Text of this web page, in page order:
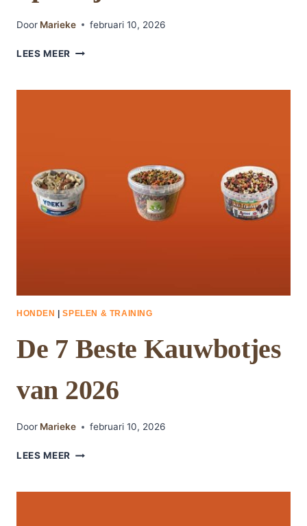
Door Marieke februari 10, 2026
LEES MEER DE
HONDEN
HONDEN |SPELEN & TRAINING
De 7 Beste Kauwbotjes
van 2026
Door Marieke februari 10, 2026
LEES MEER DE
KAUWBOTJES